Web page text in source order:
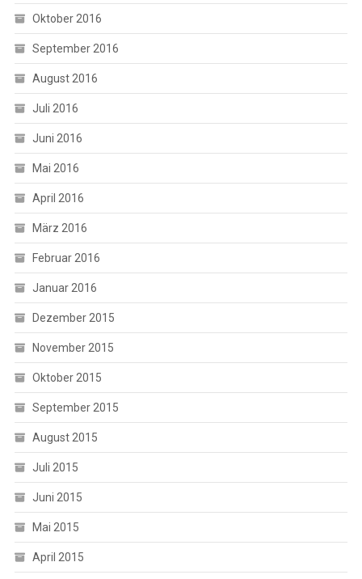
Oktober 2016
September 2016
August 2016
Juli 2016
Juni 2016
Mai 2016
April 2016
März 2016
Februar 2016
Januar 2016
Dezember 2015
November 2015
Oktober 2015
September 2015
August 2015
Juli 2015
Juni 2015
Mai 2015
April 2015